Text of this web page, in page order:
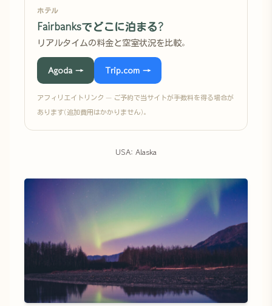
ホテル
Fairbanksでどこに泊まる?
リアルタイムの料金と空室状況を比較。
Agoda → Trip.com →
アフィリエイトリンク — ご予約で当サイトが手数料を得る場合が
あります(追加費用はかかりません)。
USA: Alaska